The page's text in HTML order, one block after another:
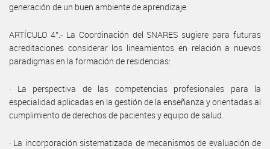
generación de un buen ambiente de aprendizaje.
ARTÍCULO 4°.- La Coordinación del SNARES sugiere para futuras
acreditaciones considerar los lineamientos en relación a nuevos
paradigmas en la formación de residencias:
· La perspectiva de las competencias profesionales para la
especialidad aplicadas en la gestión de la enseñanza y orientadas al
cumplimiento de derechos de pacientes y equipo de salud.
· La incorporación sistematizada de mecanismos de evaluación de